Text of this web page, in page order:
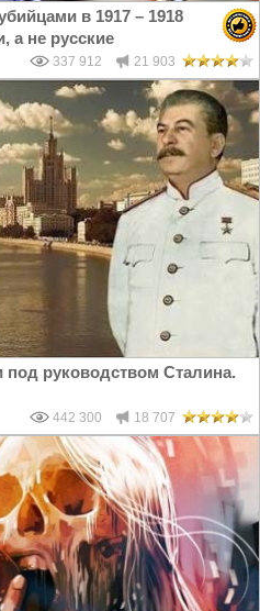
в 1917 – 1918
а не русские
337 912 21 903
руководством Сталина.
442 300 18 707